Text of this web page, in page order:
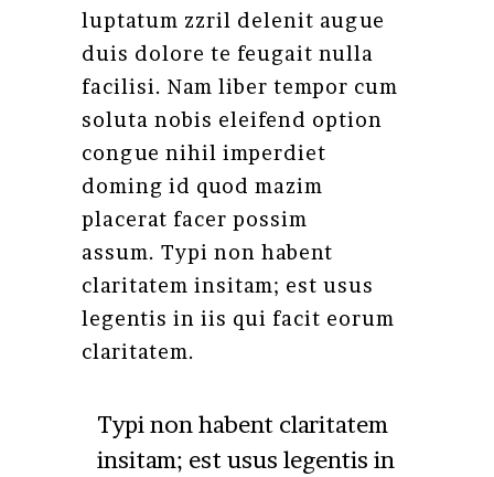
luptatum zzril delenit augue
duis dolore te feugait nulla
facilisi. Nam liber tempor cum
soluta nobis eleifend option
congue nihil imperdiet
doming id quod mazim
placerat facer possim
assum. Typi non habent
claritatem insitam; est usus
legentis in iis qui facit eorum
claritatem.
Typi non habent claritatem
insitam; est usus legentis in